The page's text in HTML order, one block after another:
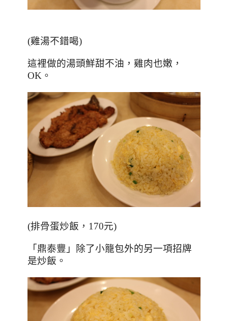
(雞湯不錯喝)
這裡做的湯頭鮮甜不油，雞肉也嫩，
OK 。
(排骨蛋炒飯，170元)
「鼎泰豐」除了小籠包外的另一項招牌
是炒飯。